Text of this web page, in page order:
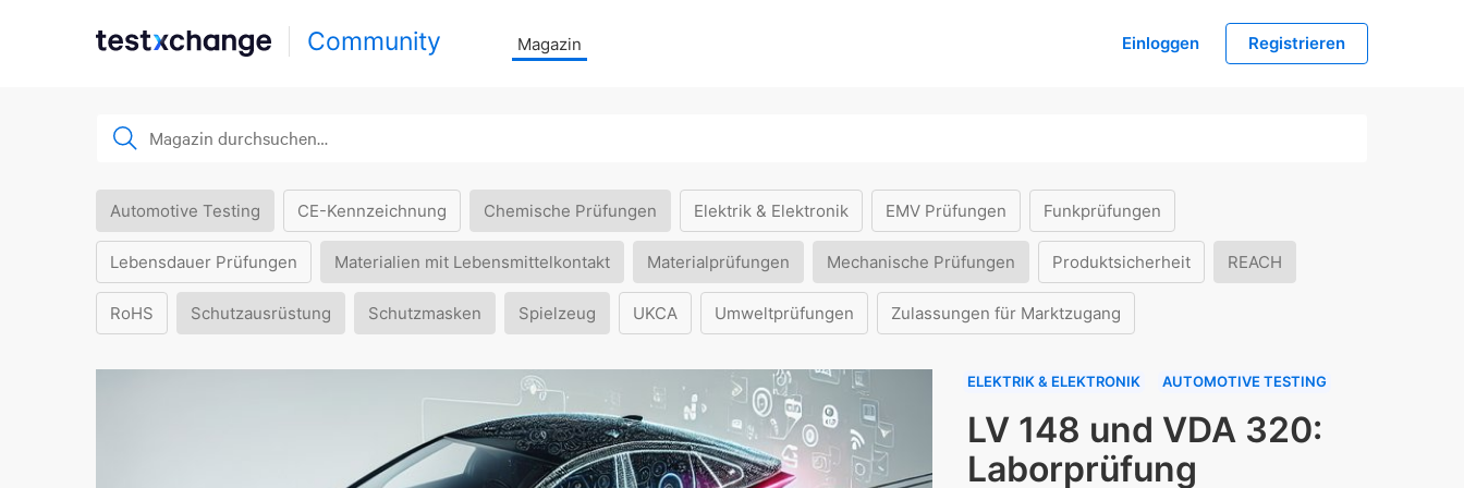
Community Magazin Einloggen Registrieren
Automotive Testing CE-Kennzeichnung Chemische Prüfungen Elektrik & Elektronik EMV Prüfungen Funkprüfungen
Lebensdauer Prüfungen Materialien mit Lebensmittelkontakt Materialprüfungen Mechanische Prüfungen Produktsicherheit REACH
RoHS Schutzausrüstung Schutzmasken Spielzeug UKCA Umweltprüfungen Zulassungen für Marktzugang
ELEKTRIK & ELEKTRONIK AUTOMOTIVE TESTING
LV 148 und VDA 320:
Laborprüfung